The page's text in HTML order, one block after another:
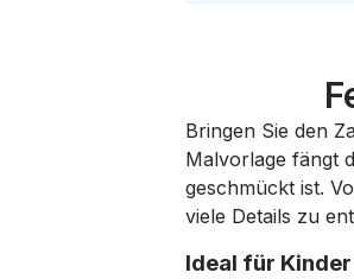
Bringen Sie den
Malvorlage fängt
geschmückt ist.
viele Details zu
Ideal für